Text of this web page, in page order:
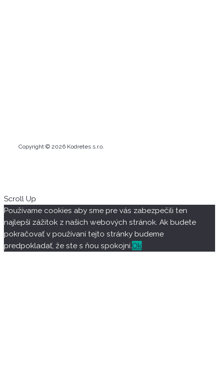
Copyright © 2026 Kodretes s.r.o.
Scroll Up
Používame cookies aby sme pre vás zabezpečili ten
najlepší zážitok z našich webových stránok. Ak budete
pokračovať v používaní tejto stránky budeme
predpokladať, že ste s ňou spokojní.Ok